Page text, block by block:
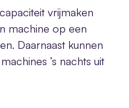
vrijmaken
machine op een
Daarnaast kunnen
’s nachts uit